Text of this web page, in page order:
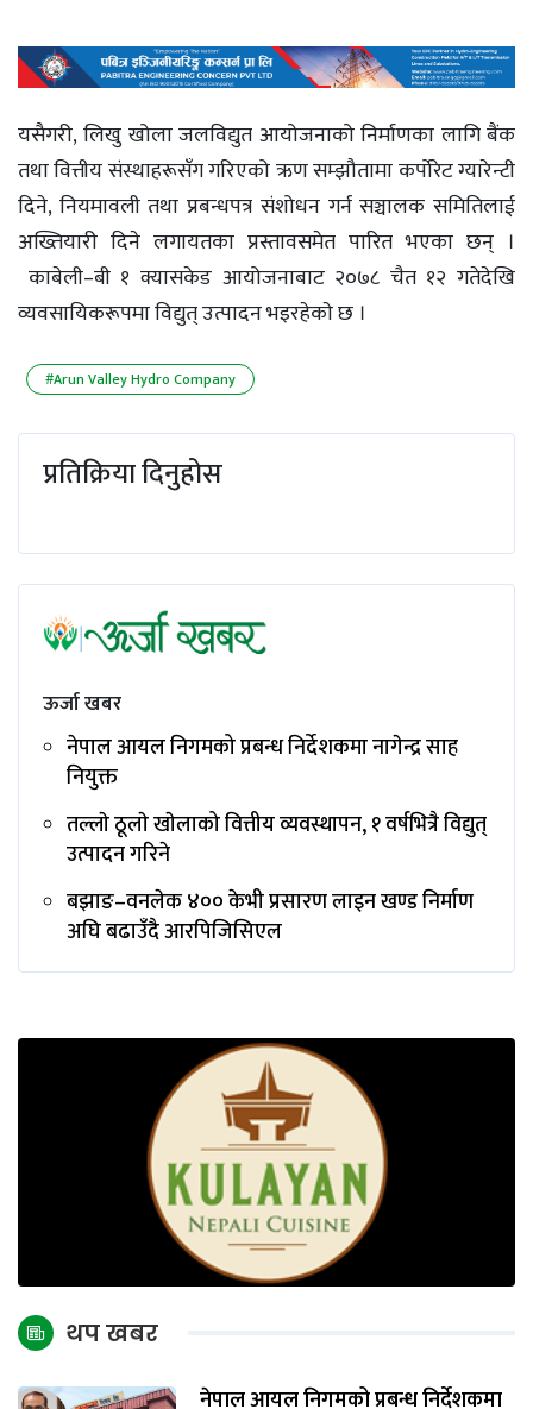
यसैगरी, लिखु खोला जलविद्युत आयोजनाको निर्माणका लागि बैंक
तथा वित्तीय संस्थाहरूसँग गरिएको ऋण सम्झौतामा कर्पोरेट ग्यारेन्टी
दिने, नियमावली तथा प्रबन्धपत्र संशोधन गर्न सञ्चालक समितिलाई
अख्तियारी दिने लगायतका प्रस्तावसमेत पारित भएका छन् ।
काबेली–बी १ क्यासकेड आयोजनाबाट २०७८ चैत १२ गतेदेखि
व्यवसायिकरूपमा विद्युत् उत्पादन भइरहेकाे छ ।
#Arun Valley Hydro Company
प्रतिक्रिया दिनुहोस
ऊर्जा खबर
नेपाल आयल निगमको प्रबन्ध निर्देशकमा नागेन्द्र साह
नियुक्त
तल्लाे ठूलाे खाेलाको वित्तीय व्यवस्थापन, १ वर्षभित्रै विद्युत्
उत्पादन गरिने
बझाङ–वनलेक ४०० केभी प्रसारण लाइन खण्ड निर्माण
अघि बढाउँदै आरपिजिसिएल
थप खबर
नेपाल आयल निगमको प्रबन्ध निर्देशकमा